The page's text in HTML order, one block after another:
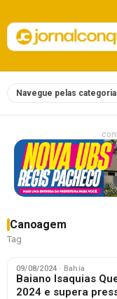
Navegue pelas
Canoagem
Tag
09/08/2024 · Bahia
Baiano Isaquias
2024 e supera